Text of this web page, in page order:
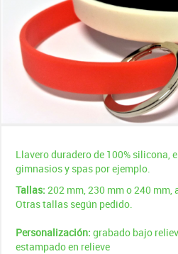
Llavero duradero de 100% silicona,
gimnasios y spas por ejemplo.
Tallas: 202 mm, 230 mm o 240 mm,
Otras tallas según pedido.
Personalización: grabado bajo
estampado en relieve